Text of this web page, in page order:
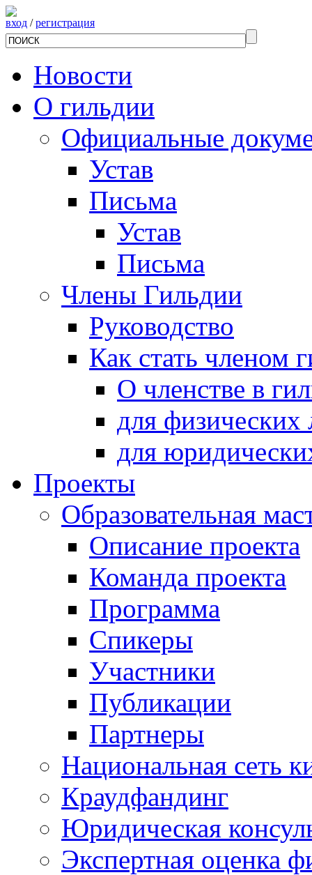
вход /регистрация
Новости
О гильдии
Официальные
Устав
Письма
Устав
Письма
Члены Гильдии
Руководство
Как стать членом
О членстве в
для физических
для
Проекты
Образовательная
Описание проекта
Команда проекта
Программа
Спикеры
Участники
Публикации
Партнеры
Национальная сеть
Краудфандинг
Юридическая
Экспертная оценка